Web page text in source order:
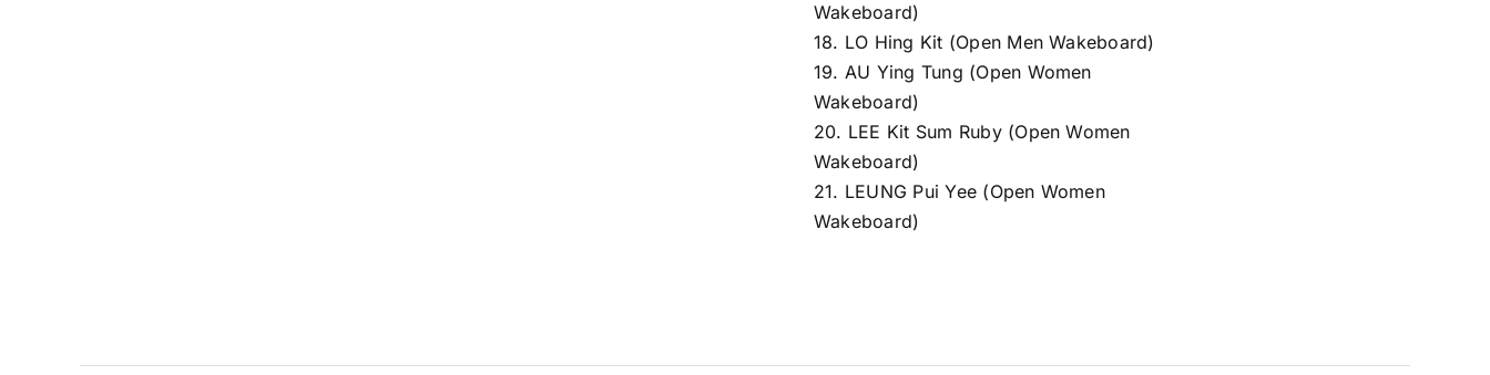
Wakeboard)
18. LO Hing Kit (Open Men Wakeboard)
19. AU Ying Tung (Open Women
Wakeboard)
20. LEE Kit Sum Ruby (Open Women
Wakeboard)
21. LEUNG Pui Yee (Open Women
Wakeboard)